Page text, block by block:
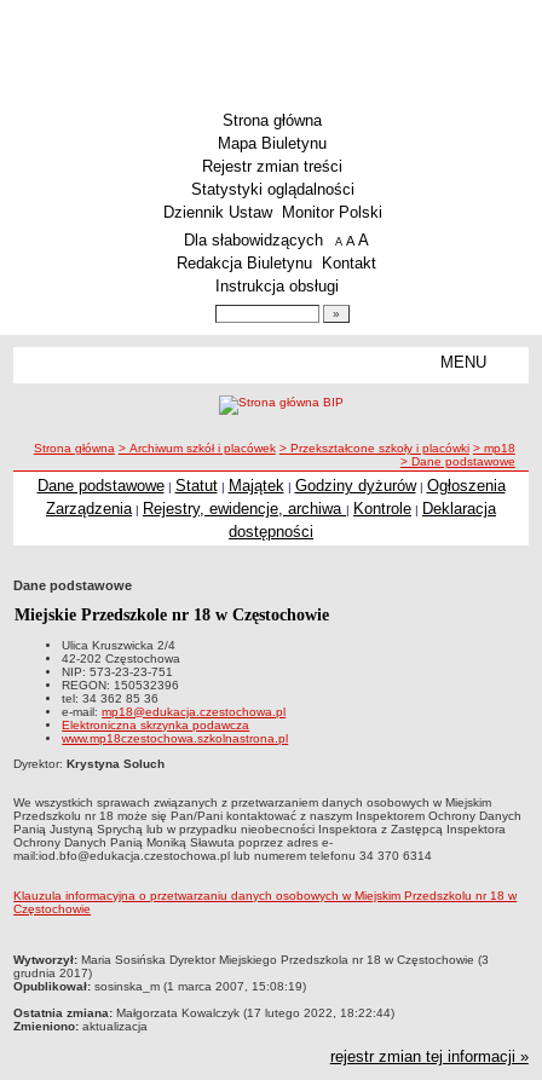
Strona główna
Mapa Biuletynu
Rejestr zmian treści
Statystyki oglądalności
Dziennik Ustaw
Monitor Polski
Menu dodatkowe
Dla słabowidzących A pomniejsz czcionkę
A standardowy rozmiar czcionki
A
Redakcja Biuletynu
Kontakt
Instrukcja obsługi
MENU
Licea
Zespoły Szkół
Techniczne Zakłady Naukowe
ARCHIWUM SZKÓŁ I PLACÓWEK
Zlikwidowane gimnazja
Przekształcone szkoły i placówki
Wielofunkcyjna Placówka
SPECJALNE OŚRODKI SZKOLNO-WYCHOWAWCZE
Specjalny Ośrodek nr 1
Specjalny Ośrodek nr 5
Dane podstawowe
Statut
Godziny dyżurów
Zarządzenia
Kontrole
ścieżka nawigacji
Strona główna > Archiwum szkół i placówek > Przekształcone szkoły i placówki > mp18
> Dane podstawowe
Dane podstawowe| Statut| Majątek | Godziny dyżurów| Ogłoszenia
Zarządzenia | Rejestry, ewidencje, archiwa | Kontrole | Deklaracja
dostępności
Dane podstawowe
Miejskie Przedszkole nr 18 w Częstochowie
Ulica Kruszwicka 2/4
42-202 Częstochowa
NIP: 573-23-23-751
REGON: 150532396
tel: 34 362 85 36
e-mail:mp18@edukacja.czestochowa.pl
Elektroniczna skrzynka podawcza
www.mp18czestochowa.szkolnastrona.pl
Dyrektor:Krystyna Soluch
We wszystkich sprawach związanych z przetwarzaniem danych osobowych w Miejskim
Przedszkolu nr 18 może się Pan/Pani kontaktować z naszym Inspektorem Ochrony Danych
Panią Justyną Sprychą lub w przypadku nieobecności Inspektora z Zastępcą Inspektora
Ochrony Danych Panią Moniką Sławuta poprzez adres e-
mail:iod.bfo@edukacja.czestochowa.pl lub numerem telefonu 34 370 6314
Klauzula informacyjna o przetwarzaniu danych osobowych w Miejskim Przedszkolu nr 18 w
Częstochowie
metryczka
Wytworzył: Maria Sosińska Dyrektor Miejskiego Przedszkola nr 18 w Częstochowie (3
grudnia 2017)
Opublikował: sosinska_m (1 marca 2007, 15:08:19)
Ostatnia zmiana: Małgorzata Kowalczyk (17 lutego 2022, 18:22:44)
Zmieniono: aktualizacja
rejestr zmian tej informacji »